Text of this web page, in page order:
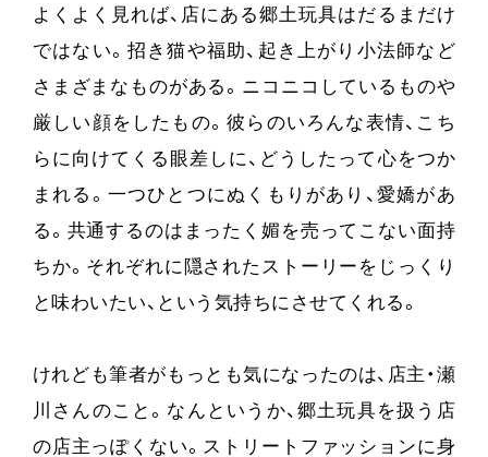
よくよく見れば、店にある郷土玩具はだるまだけ
ではない。招き猫や福助、起き上がり小法師など
さまざまなものがある。ニコニコしているものや
厳しい顔をしたもの。彼らのいろんな表情、こち
らに向けてくる眼差しに、どうしたって心をつか
まれる。一つひとつにぬくもりがあり、愛嬌があ
る。共通するのはまったく媚を売ってこない面持
ちか。それぞれに隠されたストーリーをじっくり
と味わいたい、という気持ちにさせてくれる。
けれども筆者がもっとも気になったのは、店主・瀬
川さんのこと。なんというか、郷土玩具を扱う店
の店主っぽくない。ストリートファッションに身